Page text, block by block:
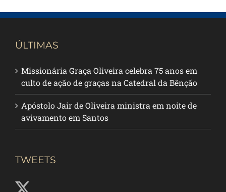
ÚLTIMAS
Missionária Graça Oliveira celebra 75 anos em
culto de ação de graças na Catedral da Bênção
Apóstolo Jair de Oliveira ministra em noite de
avivamento em Santos
TWEETS